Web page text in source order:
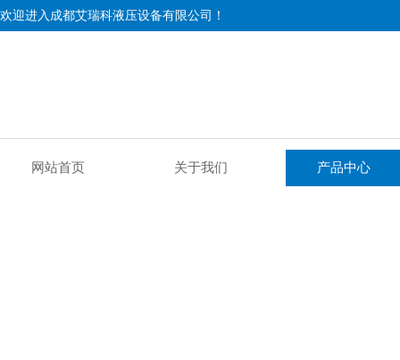
欢迎进入成都艾瑞科液压设备有限公司！
网站首页 关于我们 产品中心